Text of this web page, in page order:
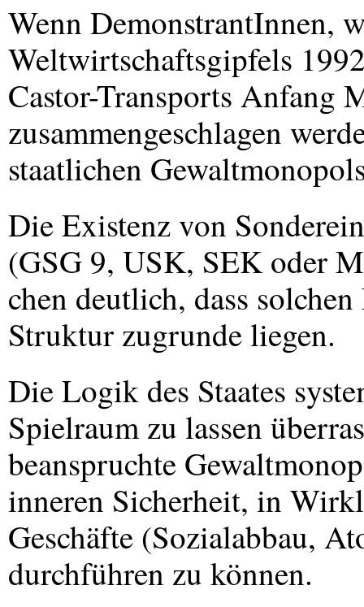
Wenn DemonstrantInnen,
Weltwirtschaftsgipfels
Castor-Transports Anfang
zusammengeschlagen
staatlichen
Die Existenz von
(GSG 9, USK, SEKoder
chen deutlich, dass
Struktur zugrunde liegen.
Die Logik des Staates
Spielraum zu lassen
beanspruchte
inneren Sicherheit, in
Geschäfte (Sozialabbau,
durchführen zu können.